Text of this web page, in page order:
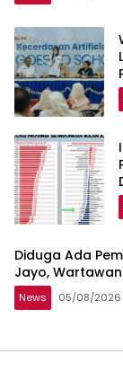
Diduga Ada
Jayo,
News 05/08/2026